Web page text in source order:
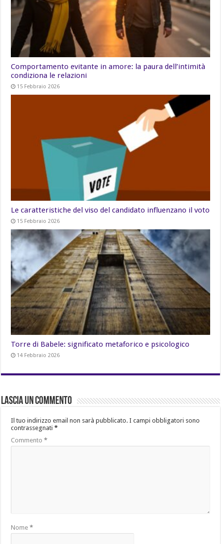
Comportamento evitante in amore: la paura dell’intimità
condiziona le relazioni
15 Febbraio 2026
Le caratteristiche del viso del candidato influenzano il voto
15 Febbraio 2026
Torre di Babele: significato metaforico e psicologico
14 Febbraio 2026
Lascia un commento
Il tuo indirizzo email non sarà pubblicato. I campi obbligatori sono
contrassegnati*
Commento*
Nome*